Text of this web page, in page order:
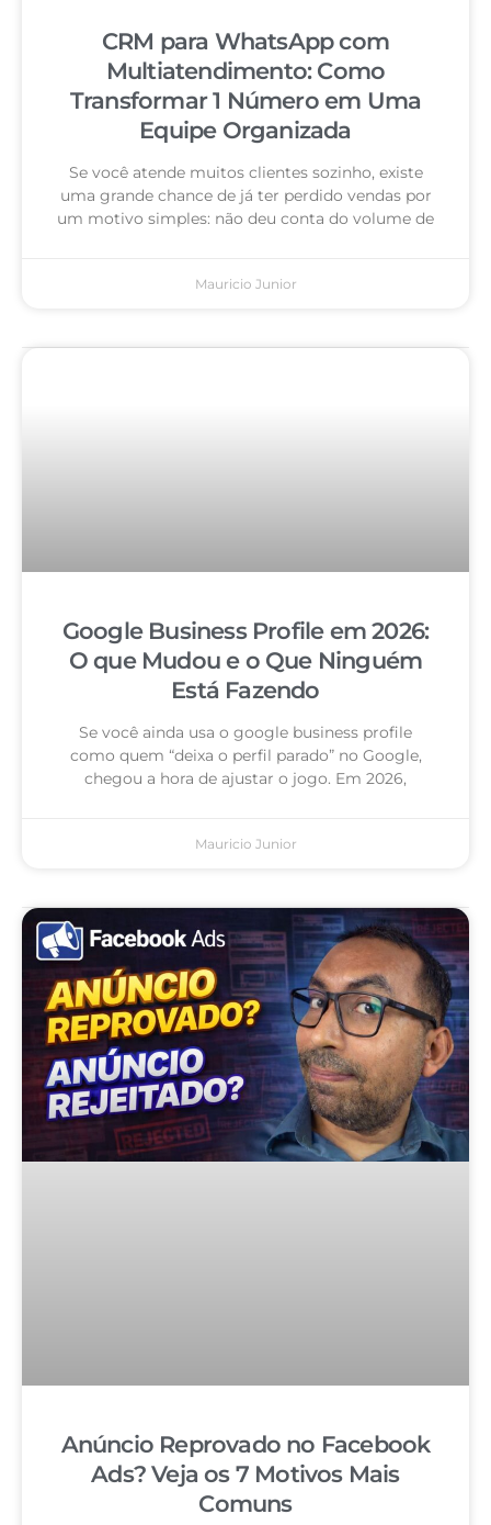
CRM para WhatsApp com
Multiatendimento: Como
Transformar 1 Número em Uma
Equipe Organizada
Se você atende muitos clientes sozinho, existe
uma grande chance de já ter perdido vendas por
um motivo simples: não deu conta do volume de
Mauricio Junior
Google Business Profile em 2026:
O que Mudou e o Que Ninguém
Está Fazendo
Se você ainda usa o google business profile
como quem “deixa o perfil parado” no Google,
chegou a hora de ajustar o jogo. Em 2026,
Mauricio Junior
Anúncio Reprovado no Facebook
Ads? Veja os 7 Motivos Mais
Comuns